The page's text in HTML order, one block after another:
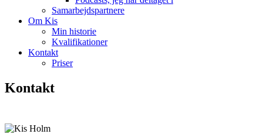
Samarbejdspartnere
Om Kis
Min historie
Kvalifikationer
Kontakt
Priser
Kontakt